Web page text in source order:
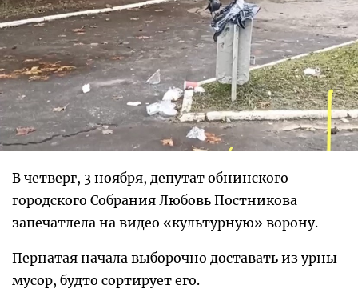
В четверг, 3 ноября, депутат обнинского
городского Собрания Любовь Постникова
запечатлела на видео «культурную» ворону.
Пернатая начала выборочно доставать из урны
мусор, будто сортирует его.